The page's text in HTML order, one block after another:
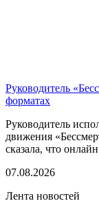
Руководитель
форматах
Руководитель
движения
сказала, что
07.08.2026
Лента новостей